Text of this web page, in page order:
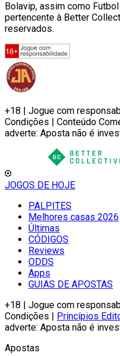
Bolavip, assim como
pertencente à Better
reservados.
+18 | Jogue com
Condições | Conteúdo
adverte: Aposta não é
JOGOS DE HOJE
PALPITES
Melhores casas 2026
Últimas
CÓDIGOS
Reviews
ODDS
Apps
GUIAS DE APOSTAS
+18 | Jogue com
Condições | Princípios
adverte: Aposta não é
Apostas